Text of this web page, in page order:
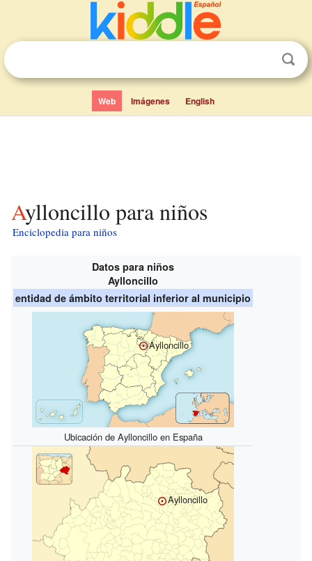
Web Imágenes English
Aylloncillo para niños
Enciclopedia para niños
Datos para niños
Aylloncillo
entidad de ámbito territorial inferior al municipio
Aylloncillo
Ubicación de Aylloncillo en España
Aylloncillo